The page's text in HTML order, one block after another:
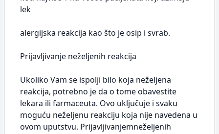
lek
alergijska reakcija kao što je osip i svrab.
Prijavljivanje neželjenih reakcija
Ukoliko Vam se ispolji bilo koja neželjena
reakcija, potrebno je da o tome obavestite
lekara ili farmaceuta. Ovo uključuje i svaku
moguću neželjenu reakciju koja nije navedena u
ovom uputstvu. Prijavljivanjemneželjenih